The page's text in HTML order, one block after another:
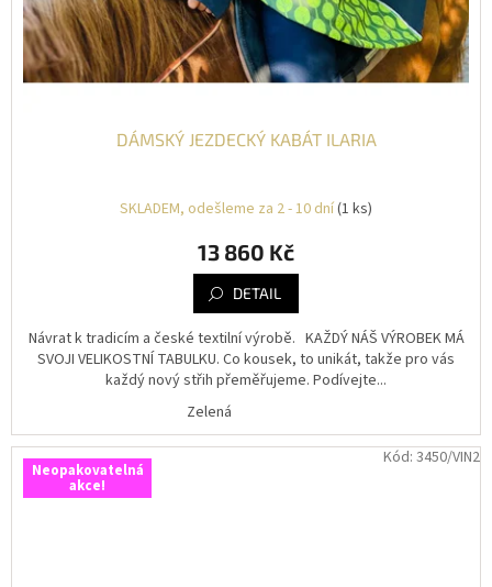
DÁMSKÝ JEZDECKÝ KABÁT ILARIA
SKLADEM, odešleme za 2 - 10 dní(1 ks)
13 860 Kč
DETAIL
Návrat k tradicím a české textilní výrobě. KAŽDÝ NÁŠ VÝROBEK MÁ
SVOJI VELIKOSTNÍ TABULKU. Co kousek, to unikát, takže pro vás
každý nový střih přeměřujeme. Podívejte...
Zelená
Neopakovatelná
akce!
Kód: 3450/VIN2